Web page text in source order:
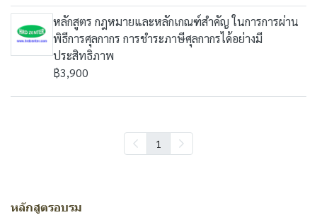
หลักสูตร กฎหมายและหลักเกณฑ์สำคัญ ในการการผ่าน
พิธีการศุลกากร การชำระภาษีศุลกากรได้อย่างมี
ประสิทธิภาพ
฿3,900
1
หลักสูตรอบรม